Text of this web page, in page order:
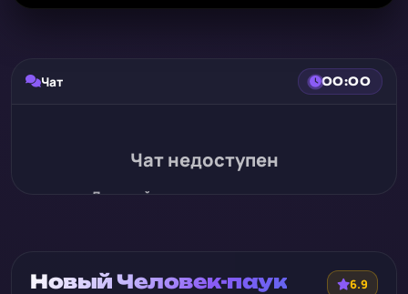
Чат 00:00
Чат недоступен
Для этой записи нет истории чата
Новый Человек-паук 6.9